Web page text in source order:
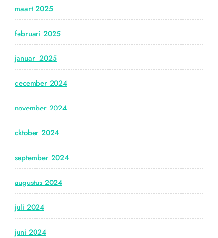
maart 2025
februari 2025
januari 2025
december 2024
november 2024
oktober 2024
september 2024
augustus 2024
juli 2024
juni 2024